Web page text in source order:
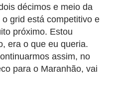
décimos e meio da
grid está competitivo e
próximo. Estou
era o que eu queria.
assim, no
para o Maranhão, vai